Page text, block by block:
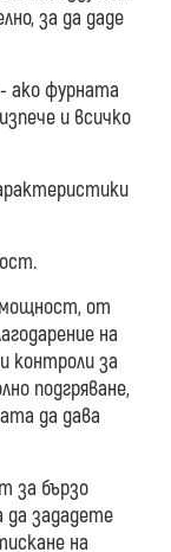
за да даде
ако фурната
и всичко
от
на
контроли за
подгряване,
да дава
за бързо
да зададете
на